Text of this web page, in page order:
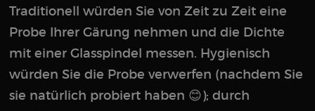
Traditionell würden Sie von Zeit zu Zeit eine
Probe Ihrer Gärung nehmen und die Dichte
mit einer Glasspindel messen. Hygienisch
würden Sie die Probe verwerfen (nachdem Sie
sie natürlich probiert haben 😊); durch